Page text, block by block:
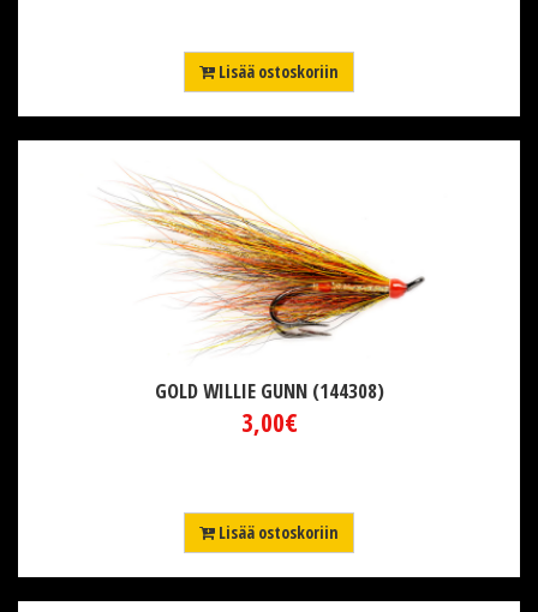
Lisää ostoskoriin
GOLD WILLIE GUNN (144308)
3,00€
Lisää ostoskoriin